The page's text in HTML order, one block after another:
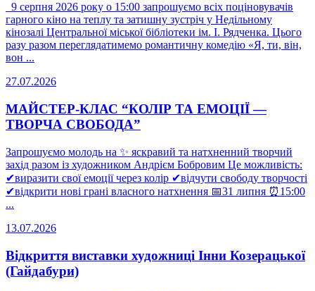
9 серпня 2026 року о 15:00 запрошуємо всіх поціновувачів
гарного кіно на теплу та затишну зустріч у Недільному
кінозалі Центральної міської бібліотеки ім. І. Рядченка. Цього
разу разом переглядатимемо романтичну комедію «Я, ти, він,
вон ...
27.07.2026
МАЙСТЕР-КЛАС “КОЛІР ТА ЕМОЦІЇ —
ТВОРЧА СВОБОДА”
Запрошуємо молодь на ✨ яскравий та натхненний творчий
захід разом із художником Андрієм Бобровим Це можливість:
✔виразити свої емоції через колір ✔відчути свободу творчості
✔відкрити нові грані власного натхнення 📅31 липня ⏰15:00
...
13.07.2026
Відкриття виставки художниці Інни Козерацької
(Гайдабури)